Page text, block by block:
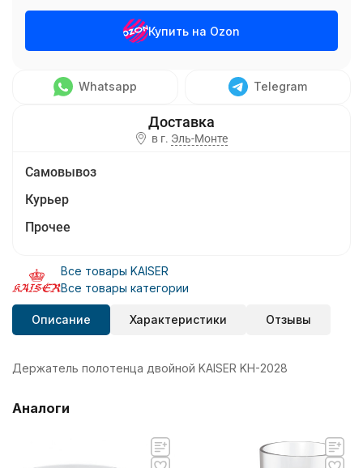
Купить на Ozon
Whatsapp Telegram
в г. Эль-Монте
Самовывоз
Курьер
Прочее
Все товары KAISER
Все товары категории
Описание Характеристики Отзывы
Держатель полотенца двойной KAISER KH-2028
Аналоги